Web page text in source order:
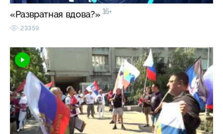
«Развратная вдова?» 16+
23359